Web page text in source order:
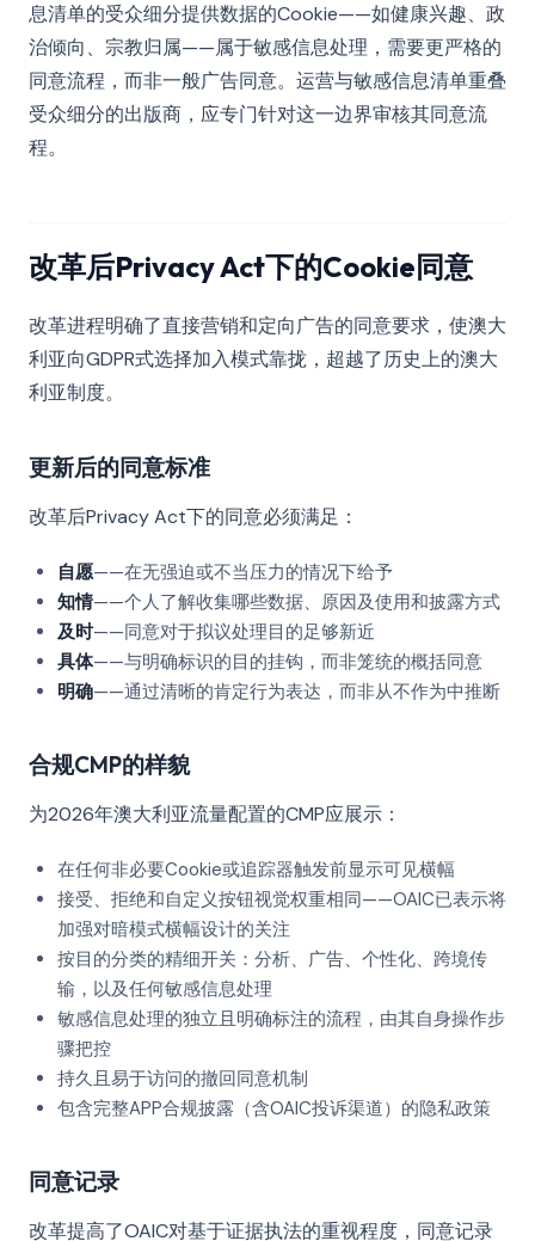
息清单的受众细分提供数据的Cookie——如健康兴趣、政
治倾向、宗教归属——属于敏感信息处理，需要更严格的
同意流程，而非一般广告同意。运营与敏感信息清单重叠
受众细分的出版商，应专门针对这一边界审核其同意流
程。
改革后Privacy Act下的Cookie同意
改革进程明确了直接营销和定向广告的同意要求，使澳大
利亚向GDPR式选择加入模式靠拢，超越了历史上的澳大
利亚制度。
更新后的同意标准
改革后Privacy Act下的同意必须满足：
自愿——在无强迫或不当压力的情况下给予
知情——个人了解收集哪些数据、原因及使用和披露方式
及时——同意对于拟议处理目的足够新近
具体——与明确标识的目的挂钩，而非笼统的概括同意
明确——通过清晰的肯定行为表达，而非从不作为中推断
合规CMP的样貌
为2026年澳大利亚流量配置的CMP应展示：
在任何非必要Cookie或追踪器触发前显示可见横幅
接受、拒绝和自定义按钮视觉权重相同——OAIC已表示将
加强对暗模式横幅设计的关注
按目的分类的精细开关：分析、广告、个性化、跨境传
输，以及任何敏感信息处理
敏感信息处理的独立且明确标注的流程，由其自身操作步
骤把控
持久且易于访问的撤回同意机制
包含完整APP合规披露（含OAIC投诉渠道）的隐私政策
同意记录
改革提高了OAIC对基于证据执法的重视程度，同意记录